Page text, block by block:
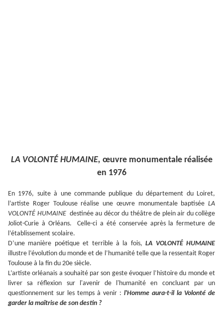
LA VOLONTÉ HUMAINE, œuvre monumentale réalisée
en 1976
En 1976, suite à une commande publique du département du Loiret,
l’artiste Roger Toulouse réalise une œuvre monumentale baptisée LA
VOLONTÉ HUMAINEdestinée au décor du théâtre de plein air du collège
Joliot-Curie à Orléans.Celle-ci a été conservée après la fermeture de
l’établissement scolaire.
D’une manière poétique et terrible à la fois,LA VOLONTÉ HUMAINE
illustre l’évolution du monde et de l’humanité telle que la ressentait Roger
Toulouse à la fin du 20e siècle.
L’artiste orléanais a souhaité par son geste évoquer l’histoire du monde et
livrer sa réflexion sur l'avenir de l'humanité en concluant par un
questionnement sur les temps à venir : l'Homme aura-t-il la Volonté de
garder la maîtrise de son destin ?